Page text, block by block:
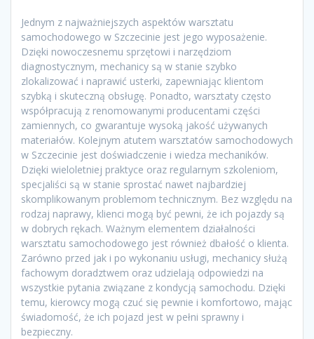
Jednym z najważniejszych aspektów warsztatu
samochodowego w Szczecinie jest jego wyposażenie.
Dzięki nowoczesnemu sprzętowi i narzędziom
diagnostycznym, mechanicy są w stanie szybko
zlokalizować i naprawić usterki, zapewniając klientom
szybką i skuteczną obsługę. Ponadto, warsztaty często
współpracują z renomowanymi producentami części
zamiennych, co gwarantuje wysoką jakość używanych
materiałów. Kolejnym atutem warsztatów samochodowych
w Szczecinie jest doświadczenie i wiedza mechaników.
Dzięki wieloletniej praktyce oraz regularnym szkoleniom,
specjaliści są w stanie sprostać nawet najbardziej
skomplikowanym problemom technicznym. Bez względu na
rodzaj naprawy, klienci mogą być pewni, że ich pojazdy są
w dobrych rękach. Ważnym elementem działalności
warsztatu samochodowego jest również dbałość o klienta.
Zarówno przed jak i po wykonaniu usługi, mechanicy służą
fachowym doradztwem oraz udzielają odpowiedzi na
wszystkie pytania związane z kondycją samochodu. Dzięki
temu, kierowcy mogą czuć się pewnie i komfortowo, mając
świadomość, że ich pojazd jest w pełni sprawny i
bezpieczny.